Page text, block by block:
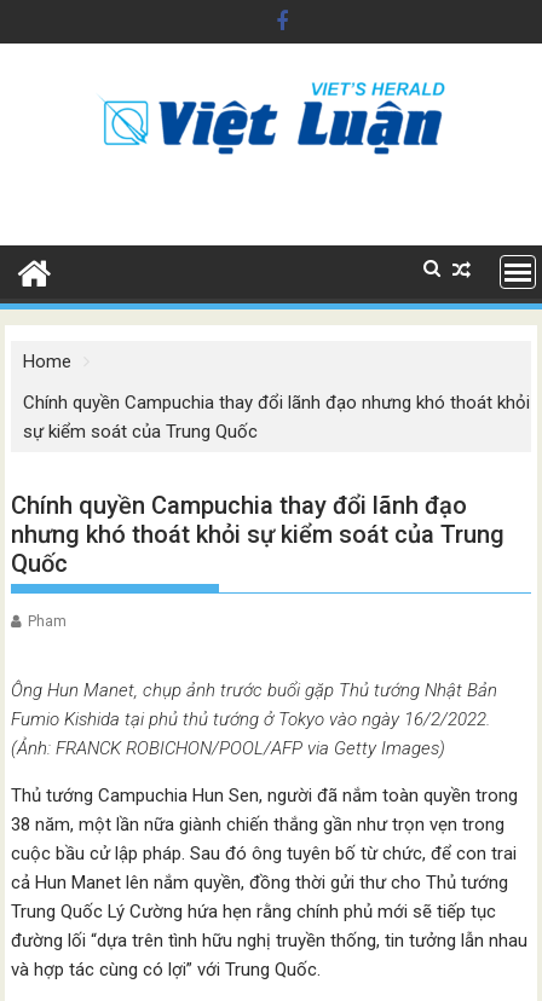
to
Home
Chính quyền Campuchia thay đổi lãnh đạo nhưng khó thoát khỏi
sự kiểm soát của Trung Quốc
Chính quyền Campuchia thay đổi lãnh đạo
nhưng khó thoát khỏi sự kiểm soát của Trung
Quốc
Pham
Ông Hun Manet, chụp ảnh trước buổi gặp Thủ tướng Nhật Bản
Fumio Kishida tại phủ thủ tướng ở Tokyo vào ngày 16/2/2022.
(Ảnh: FRANCK ROBICHON/POOL/AFP via Getty Images)
Thủ tướng Campuchia Hun Sen, người đã nắm toàn quyền trong
38 năm, một lần nữa giành chiến thắng gần như trọn vẹn trong
cuộc bầu cử lập pháp. Sau đó ông tuyên bố từ chức, để con trai
cả Hun Manet lên nắm quyền, đồng thời gửi thư cho Thủ tướng
Trung Quốc Lý Cường hứa hẹn rằng chính phủ mới sẽ tiếp tục
đường lối “dựa trên tình hữu nghị truyền thống, tin tưởng lẫn nhau
và hợp tác cùng có lợi” với Trung Quốc.